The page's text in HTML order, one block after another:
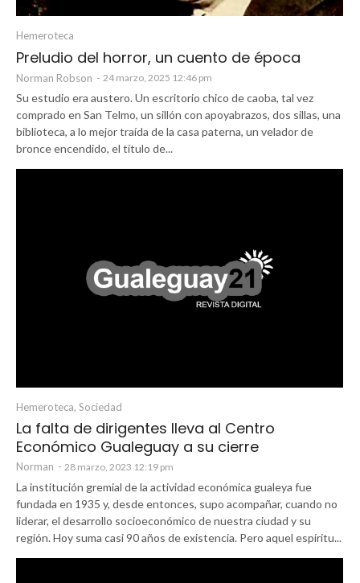
Hemeroteca
Preludio del horror, un cuento de época
Norman Robson - 24 marzo, 2025 12:46 pm
Su estudio era austero. Un escritorio chico de caoba, tal vez
comprado en San Telmo, un sillón con apoyabrazos, dos sillas, una
biblioteca, a lo mejor traída de la casa paterna, un velador de
bronce encendido, el título de...
Hemeroteca, Sociedad
La falta de dirigentes lleva al Centro
Económico Gualeguay a su cierre
Norman - 28 marzo, 2023 12:19 pm
La institución gremial de la actividad económica gualeya fue
fundada en 1935 y, desde entonces, supo acompañar, cuando no
liderar, el desarrollo socioeconómico de nuestra ciudad y su
región. Hoy suma casi 90 años de existencia. Pero aquel espíritu...